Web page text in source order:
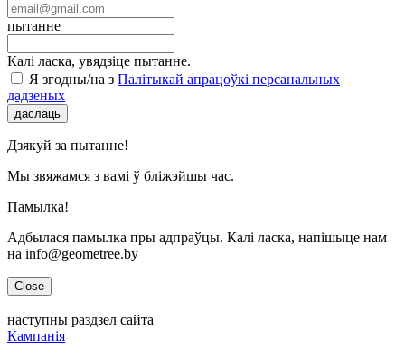
пытанне
Калі ласка, увядзіце пытанне.
Я згодны/на з Палітыкай апрацоўкі персанальных
дадзеных
даслаць
Дзякуй за пытанне!
Мы звяжамся з вамі ў бліжэйшы час.
Памылка!
Адбылася памылка пры адпраўцы. Калі ласка, напішыце нам
на info@geometree.by
Close
наступны раздзел сайта
Кампанія